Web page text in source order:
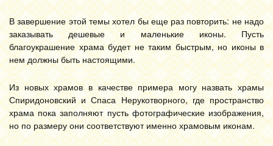
В завершение этой темы хотел бы еще раз повторить: не надо
заказывать дешевые и маленькие иконы. Пусть
благоукрашение храма будет не таким быстрым, но иконы в
нем должны быть настоящими.
Из новых храмов в качестве примера могу назвать храмы
Спиридоновский и Спаса Нерукотворного, где пространство
храма пока заполняют пусть фотографические изображения,
но по размеру они соответствуют именно храмовым иконам.